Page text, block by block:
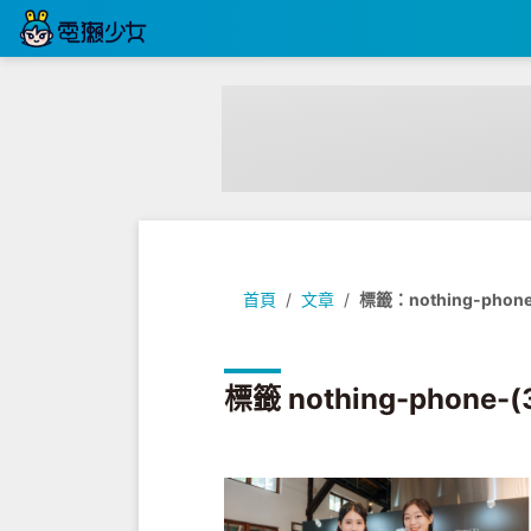
首頁 文章 標籤：nothing-
標籤 nothing-phone-